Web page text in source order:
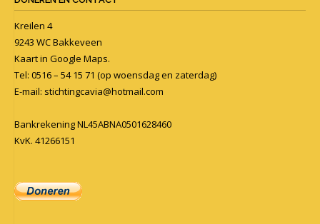
Kreilen 4
9243 WC Bakkeveen
Kaart in Google Maps.
Tel: 0516 – 54 15 71 (op woensdag en zaterdag)
E-mail: stichtingcavia@hotmail.com
Bankrekening NL45ABNA0501628460
KvK. 41266151